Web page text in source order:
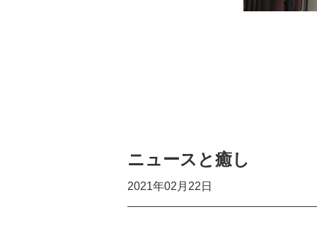
ニュースと癒し
2021年02月22日